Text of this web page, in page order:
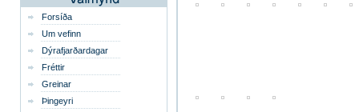
Forsíða
Um vefinn
Dýrafjarðardagar
Fréttir
Greinar
Þingeyri